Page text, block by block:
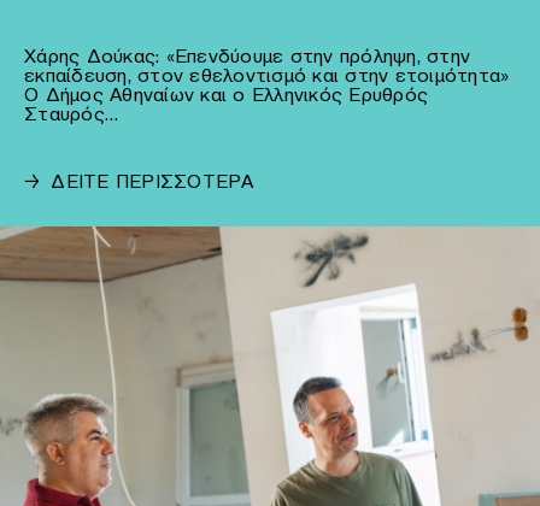
Χάρης Δούκας: «Επενδύουμε στην πρόληψη, στην
εκπαίδευση, στον εθελοντισμό και στην ετοιμότητα»
Ο Δήμος Αθηναίων και ο Ελληνικός Ερυθρός
Σταυρός…
→ ΔΕΙΤΕ ΠΕΡΙΣΣΟΤΕΡΑ